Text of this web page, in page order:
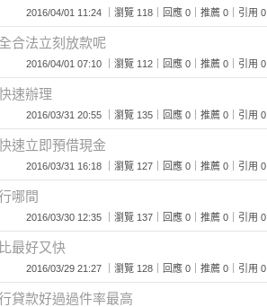
2016/04/01 11:24 ｜瀏覽 118｜回應 0｜推薦 0｜引用 0
合法立刻放款呢
2016/04/01 07:10 ｜瀏覽 112｜回應 0｜推薦 0｜引用 0
速辦理
2016/03/31 20:55 ｜瀏覽 135｜回應 0｜推薦 0｜引用 0
速立即預借現金
2016/03/31 16:18 ｜瀏覽 127｜回應 0｜推薦 0｜引用 0
哪間
2016/03/30 12:35 ｜瀏覽 137｜回應 0｜推薦 0｜引用 0
最好又快
2016/03/29 21:27 ｜瀏覽 128｜回應 0｜推薦 0｜引用 0
貸款好過過件率最高